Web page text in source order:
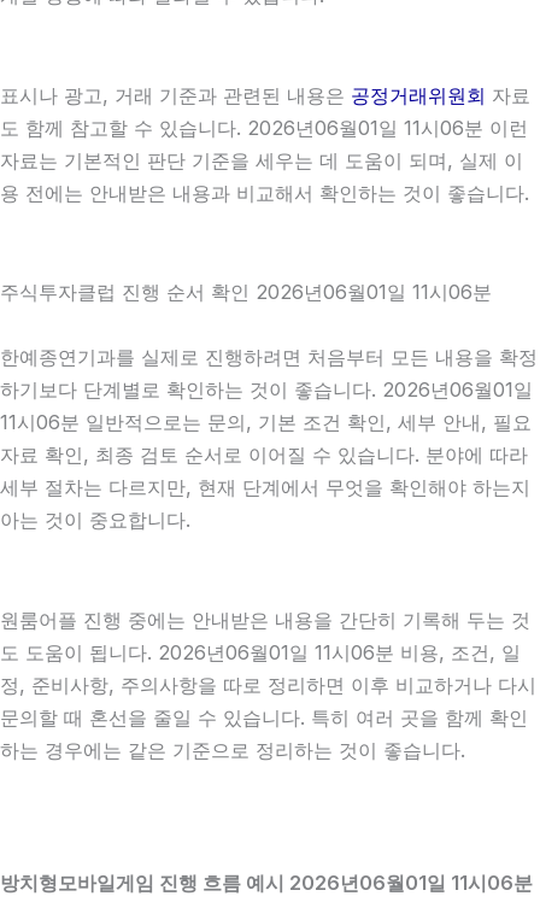
표시나 광고, 거래 기준과 관련된 내용은 공정거래위원회 자료
도 함께 참고할 수 있습니다. 2026년06월01일 11시06분 이런
자료는 기본적인 판단 기준을 세우는 데 도움이 되며, 실제 이
용 전에는 안내받은 내용과 비교해서 확인하는 것이 좋습니다.
주식투자클럽 진행 순서 확인 2026년06월01일 11시06분
한예종연기과를 실제로 진행하려면 처음부터 모든 내용을 확정
하기보다 단계별로 확인하는 것이 좋습니다. 2026년06월01일
11시06분 일반적으로는 문의, 기본 조건 확인, 세부 안내, 필요
자료 확인, 최종 검토 순서로 이어질 수 있습니다. 분야에 따라
세부 절차는 다르지만, 현재 단계에서 무엇을 확인해야 하는지
아는 것이 중요합니다.
원룸어플 진행 중에는 안내받은 내용을 간단히 기록해 두는 것
도 도움이 됩니다. 2026년06월01일 11시06분 비용, 조건, 일
정, 준비사항, 주의사항을 따로 정리하면 이후 비교하거나 다시
문의할 때 혼선을 줄일 수 있습니다. 특히 여러 곳을 함께 확인
하는 경우에는 같은 기준으로 정리하는 것이 좋습니다.
방치형모바일게임 진행 흐름 예시 2026년06월01일 11시06분